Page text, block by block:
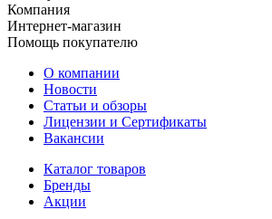
Компания
Интернет-магазин
Помощь покупателю
О компании
Новости
Статьи и обзоры
Лицензии и Сертификаты
Вакансии
Каталог товаров
Бренды
Акции